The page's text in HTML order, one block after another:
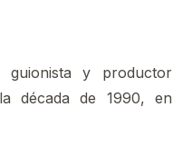
y productor
década de 1990, en